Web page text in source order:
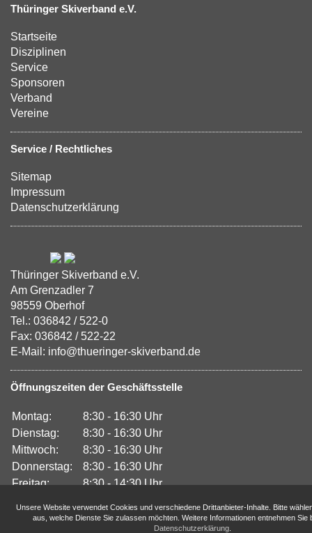
Thüringer Skiverband e.V.
Startseite
Disziplinen
Service
Sponsoren
Verband
Vereine
Service / Rechtliches
Sitemap
Impressum
Datenschutzerklärung
Thüringer Skiverband e.V.
Am Grenzadler 7
98559 Oberhof
Tel.: 036842 / 522-0
Fax: 036842 / 522-22
E-Mail: info@thueringer-skiverband.de
Öffnungszeiten der Geschäftsstelle
Montag:
8:30 - 16:30 Uhr
Dienstag:
8:30 - 16:30 Uhr
Mittwoch:
8:30 - 16:30 Uhr
Donnerstag:
8:30 - 16:30 Uhr
Freitag:
8:30 - 14:30 Uhr
Unsere Website verwendet Cookies und verschiedene Drittanbieter-Inhalte. Bitte
aus, welche Dienste Sie zulassen möchten. Weitere Informationen entnehmen Sie
Datenschutzerklärung.